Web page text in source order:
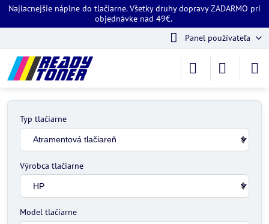
Najlacnejšie náplne do tlačiarne. Všetky druhy dopravy ZADARMO pri
objednávke nad 49€.
Panel používateľa
Typ tlačiarne
Výrobca tlačiarne
Model tlačiarne